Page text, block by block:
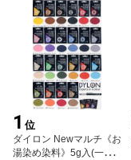
1 位
ダイロン Newマルチ《お
湯染め染料》5g入(一部